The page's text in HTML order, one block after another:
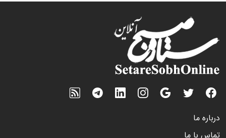
درباره ما
تماس با ما